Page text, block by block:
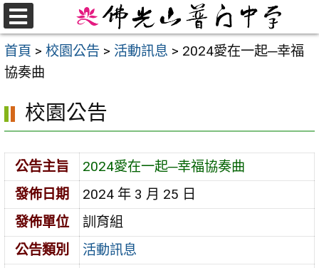
跳
至
主
要
首頁 > 校園公告 > 活動訊息 > 2024愛在一起─幸福
協奏曲
校園公告
公告主旨
2024愛在一起─幸福協奏曲
發佈日期
2024 年 3 月 25 日
發佈單位
訓育組
公告類別
活動訊息
選
單